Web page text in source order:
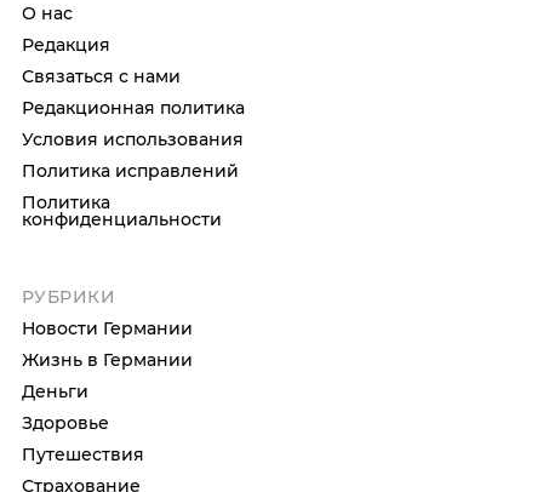
О нас
Редакция
Связаться с нами
Редакционная политика
Условия использования
Политика исправлений
Политика
конфиденциальности
РУБРИКИ
Новости Германии
Жизнь в Германии
Деньги
Здоровье
Путешествия
Страхование